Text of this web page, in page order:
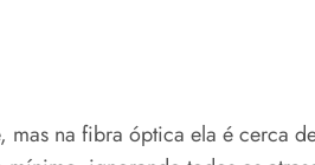
na fibra óptica ela é cerca